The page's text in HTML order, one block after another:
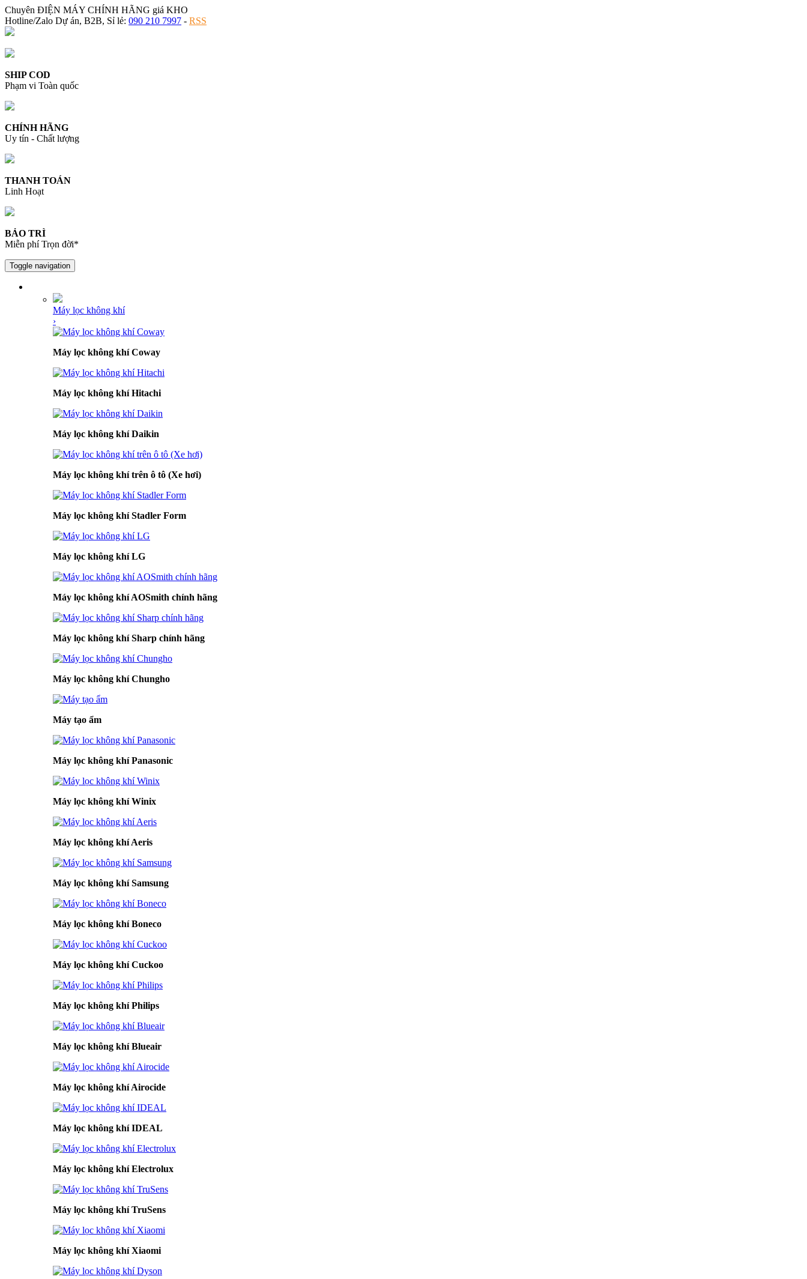
Chuyên ĐIỆN MÁY CHÍNH HÃNG giá KHO
Hotline/Zalo Dự án, B2B, Sỉ lẻ: 090 210 7997 - RSS
SHIP COD
Phạm vi Toàn quốc
CHÍNH HÃNG
Uy tín - Chất lượng
THANH TOÁN
Linh Hoạt
BẢO TRÌ
Miễn phí Trọn đời*
Toggle navigation
Máy lọc không khí
›
Máy lọc không khí Coway
Máy lọc không khí Hitachi
Máy lọc không khí Daikin
Máy lọc không khí trên ô tô (Xe hơi)
Máy lọc không khí Stadler Form
Máy lọc không khí LG
Máy lọc không khí AOSmith chính hãng
Máy lọc không khí Sharp chính hãng
Máy lọc không khí Chungho
Máy tạo ẩm
Máy lọc không khí Panasonic
Máy lọc không khí Winix
Máy lọc không khí Aeris
Máy lọc không khí Samsung
Máy lọc không khí Boneco
Máy lọc không khí Cuckoo
Máy lọc không khí Philips
Máy lọc không khí Blueair
Máy lọc không khí Airocide
Máy lọc không khí IDEAL
Máy lọc không khí Electrolux
Máy lọc không khí TruSens
Máy lọc không khí Xiaomi